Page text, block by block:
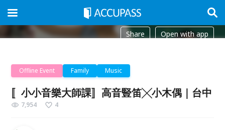
Share Open with app
Offline Event Family Music
〚小小音樂大師課〛高音豎笛╳小木偶｜台中
7,954 4